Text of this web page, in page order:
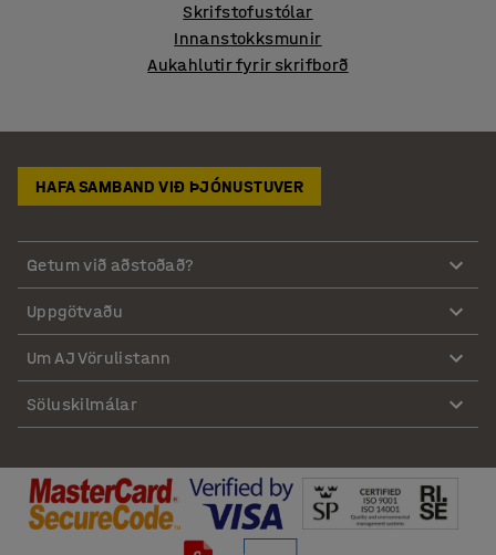
Skrifstofustólar
Innanstokksmunir
Aukahlutir fyrir skrifborð
HAFA SAMBAND VIÐ ÞJÓNUSTUVER
Getum við aðstoðað?
Uppgötvaðu
Um AJ Vörulistann
Söluskilmálar